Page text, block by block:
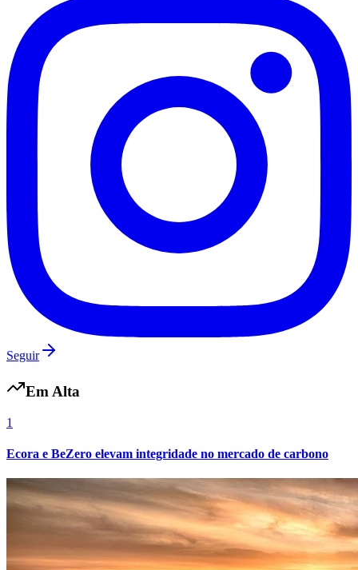
Grêmio
Seguir
Em Alta
1
Ecora e BeZero elevam integridade no mercado de carbono